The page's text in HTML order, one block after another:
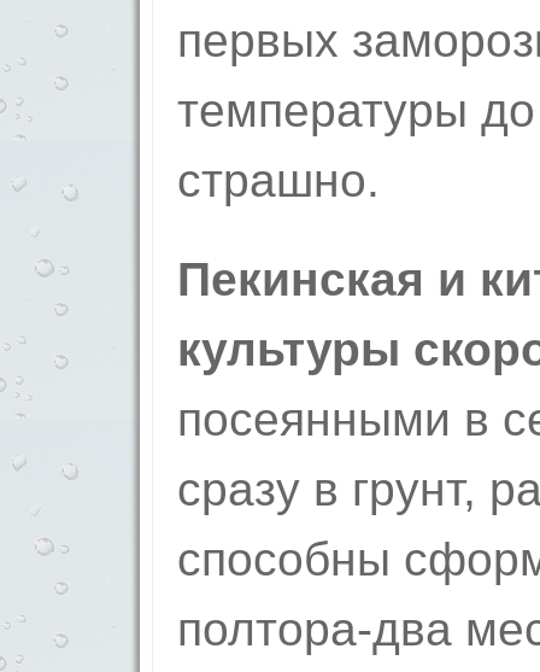
первых
температуры
страшно.
Пекинская и
культуры
посеянными в
сразу в грунт,
способны
полтора-два